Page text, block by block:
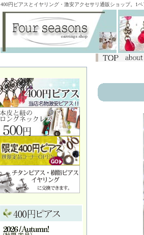
400円ピアスとイヤリング・激安アクセサリ通販ショップ。1